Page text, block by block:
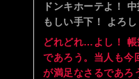
ドンキホーテよ！
もしい手下！ よろし
どれどれ…よし！ 帳
であろう。当人も今
が満足なさるであろ